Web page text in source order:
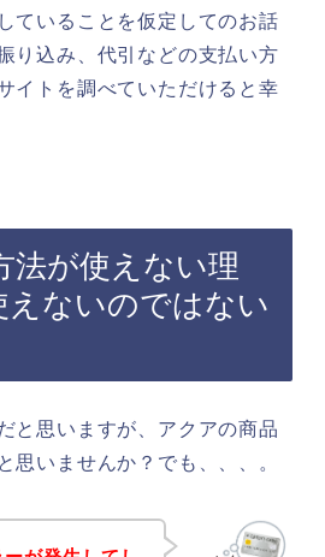
ていることを仮定してのお話
り込み、代引などの支払い方
イトを調べていただけると幸
法が使えない理
ないのではない
と思いますが、アクアの商品
思いませんか？でも、、、。